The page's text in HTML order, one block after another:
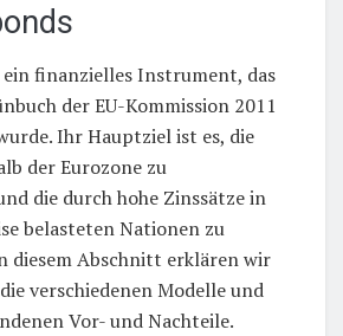
finanzielles Instrument, das
der EU-Kommission 2011
Ihr Hauptziel ist es, die
der Eurozone zu
die durch hohe Zinssätze in
belasteten Nationen zu
diesem Abschnitt erklären wir
verschiedenen Modelle und
Vor- und Nachteile.